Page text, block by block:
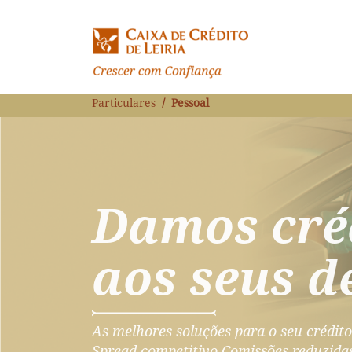
Particulares Pessoal
Damos
aos seus
As melhores soluções para o seu